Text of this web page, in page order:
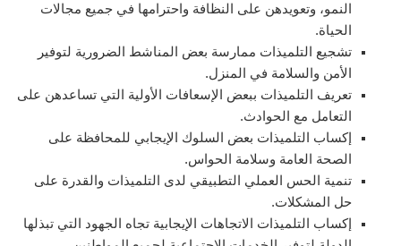
النمو، وتعويدهن على النظافة واحترامها في جميع مجالات
الحياة.
تشجيع التلميذات ممارسة بعض المناشط الضرورية لتوفير
الأمن والسلامة في المنزل.
تعريف التلميذات ببعض الإسعافات الأولية التي تساعدهن على
التعامل مع الحوادث.
إكساب التلميذات بعض السلوك الإيجابي للمحافظة على
الصحة العامة وسلامة الحواس.
تنمية الحس العملي التطبيقي لدى التلميذات والقدرة على
حل المشكلات.
إكساب التلميذات الاتجاهات الإيجابية تجاه الجهود التي تبذلها